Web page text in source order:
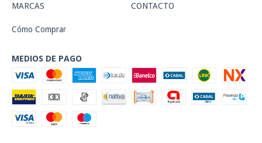
MARCAS CONTACTO
Cómo Comprar
MEDIOS DE PAGO